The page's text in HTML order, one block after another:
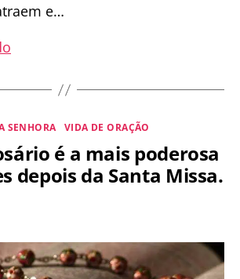
e…
Virgem
no
momento
da
SENHORA VIDA DE ORAÇÃO
é a mais poderosa
depois da Santa Missa.